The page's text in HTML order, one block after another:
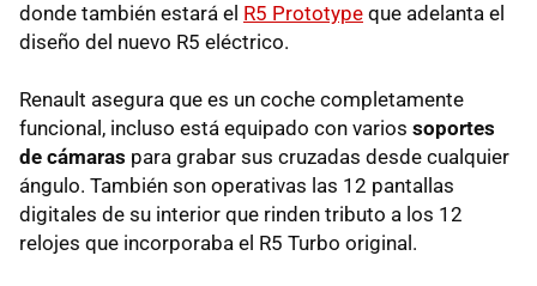
donde también estará el R5 Prototype que adelanta el
diseño del nuevo R5 eléctrico.
Renault asegura que es un coche completamente
funcional, incluso está equipado con varios soportes
de cámaras para grabar sus cruzadas desde cualquier
ángulo. También son operativas las 12 pantallas
digitales de su interior que rinden tributo a los 12
relojes que incorporaba el R5 Turbo original.